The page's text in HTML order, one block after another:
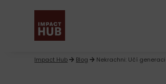
Impact Hub Blog Nekrachni: Učí